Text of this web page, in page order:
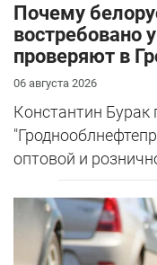
Почему
востребовано
проверяют в
06 августа 2026
Константин Бурак
оптовой и